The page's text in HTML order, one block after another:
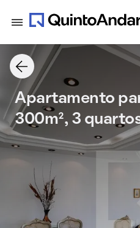
Apartamento
300m², 3